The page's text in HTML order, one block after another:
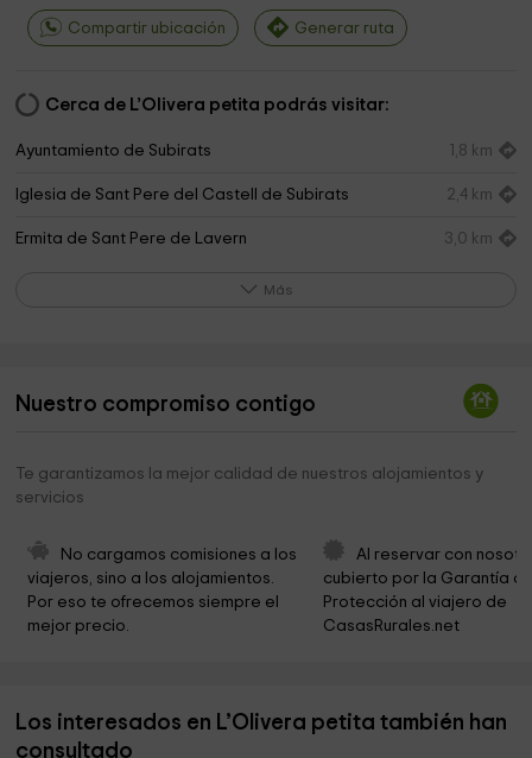
Compartir ubicación Generar ruta
Cerca de L’Olivera petita podrás visitar:
Ayuntamiento de Subirats 1,8 km
Iglesia de Sant Pere del Castell de Subirats 2,4 km
Ermita de Sant Pere de Lavern 3,0 km
Ayuntamiento De Sant Sadurní D Anoia
Simón Coll Bomboneria 3,3 km
Iglesia de Santa Margarida
Ayuntamiento D Avinyonet
ArqueoVitis cooperativa
Capella de Santa Maria de la Llinda 4,1 km
Museu Del Batre 5,1 km
Más
Nuestro compromiso contigo
Te garantizamos la mejor calidad de nuestros alojamientos y
servicios
No cargamos comisiones a los
viajeros, sino a los alojamientos.
Por eso te ofrecemos siempre el
mejor precio.
Al reservar con
cubierto por la Garantía
Protección al viajero de
CasasRurales.net
Los interesados en L’Olivera petita también han
consultado